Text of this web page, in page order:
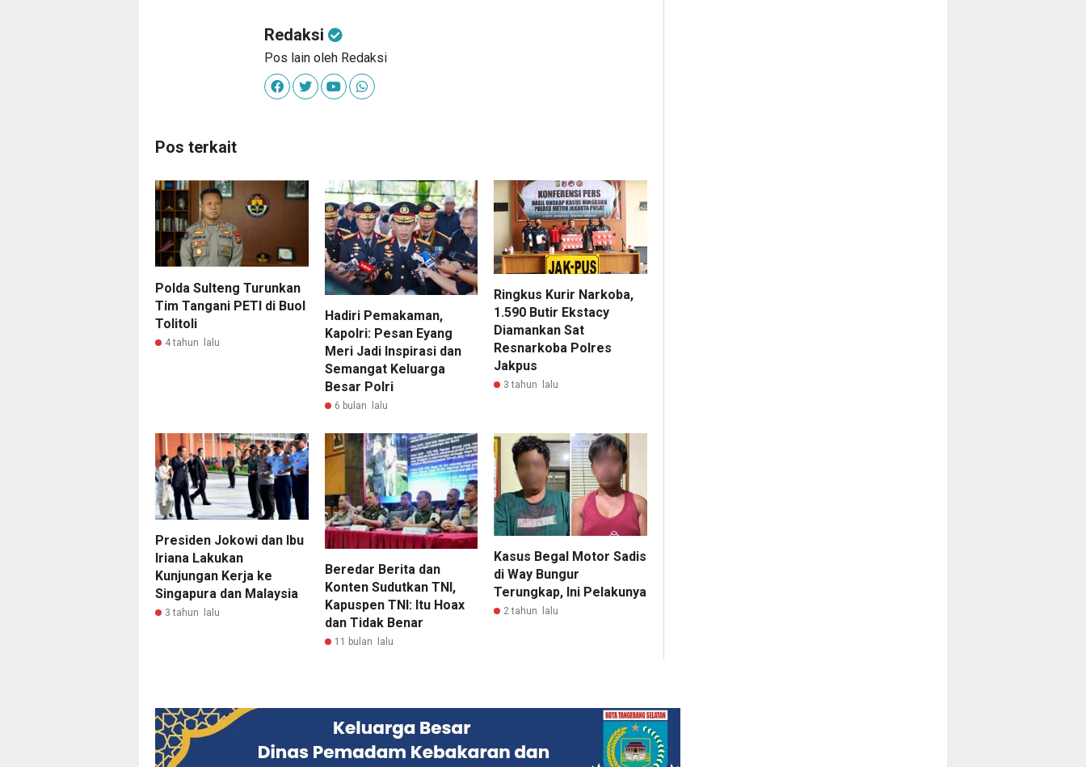
Redaksi
Pos lain oleh Redaksi
Pos terkait
Polda Sulteng Turunkan
Tim Tangani PETI di Buol
Tolitoli
4 tahun lalu
Hadiri Pemakaman,
Kapolri: Pesan Eyang
Meri Jadi Inspirasi dan
Semangat Keluarga
Besar Polri
6 bulan lalu
Ringkus Kurir Narkoba,
1.590 Butir Ekstacy
Diamankan Sat
Resnarkoba Polres
Jakpus
3 tahun lalu
Presiden Jokowi dan Ibu
Iriana Lakukan
Kunjungan Kerja ke
Singapura dan Malaysia
3 tahun lalu
Beredar Berita dan
Konten Sudutkan TNI,
Kapuspen TNI: Itu Hoax
dan Tidak Benar
11 bulan lalu
Kasus Begal Motor Sadis
di Way Bungur
Terungkap, Ini Pelakunya
2 tahun lalu